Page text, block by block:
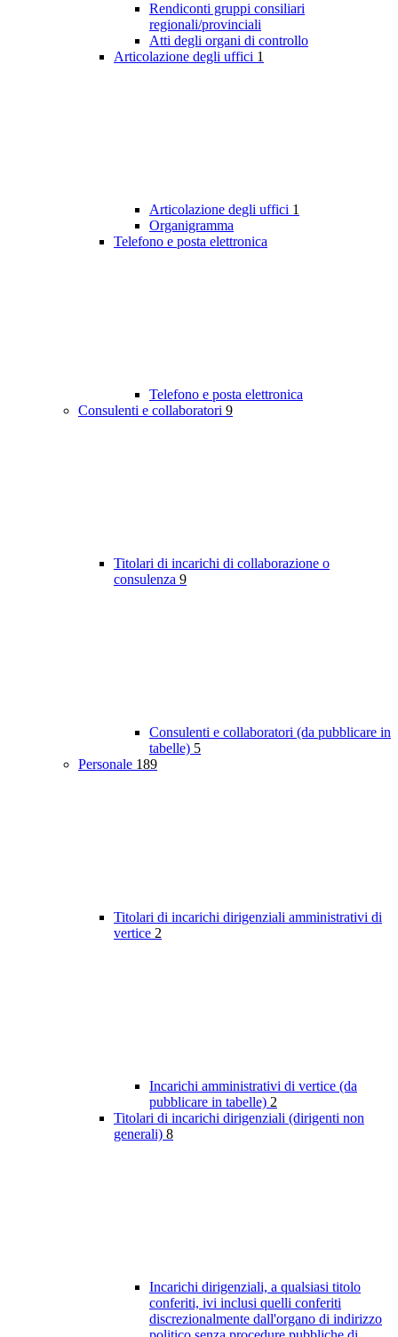
Rendiconti gruppi consiliari
regionali/provinciali
Atti degli organi di controllo
Articolazione degli uffici 1
Articolazione degli uffici 1
Organigramma
Telefono e posta elettronica
Telefono e posta elettronica
Consulenti e collaboratori 9
Titolari di incarichi di collaborazione o
consulenza 9
Consulenti e collaboratori (da pubblicare in
tabelle) 5
Personale 189
Titolari di incarichi dirigenziali amministrativi di
vertice 2
Incarichi amministrativi di vertice (da
pubblicare in tabelle) 2
Titolari di incarichi dirigenziali (dirigenti non
generali) 8
Incarichi dirigenziali, a qualsiasi titolo
conferiti, ivi inclusi quelli conferiti
discrezionalmente dall'organo di indirizzo